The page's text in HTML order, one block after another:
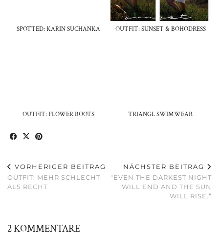
SPOTTED: KARIN SUCHANKA OUTFIT: SUNSET & BOHODRESS
OUTFIT: FLOWER BOOTS TRIANGL SWIMWEAR
VORHERIGER BEITRAG
OUTFIT: MEHR SCHLECHT
ALS RECHT
NÄCHSTER BEITRAG
“EVEN THE DARKEST NIGHT
WILL END AND THE SUN
WILL RISE.”
2 KOMMENTARE